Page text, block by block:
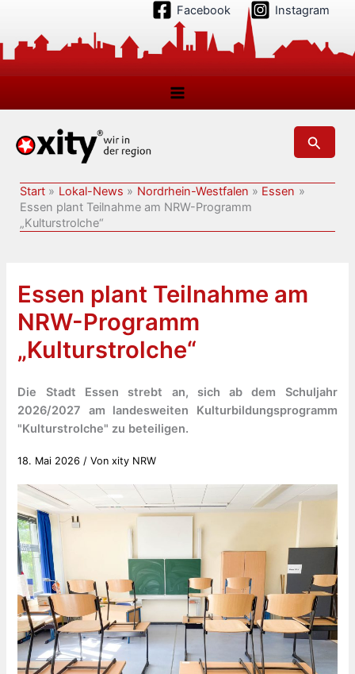
springen
Facebook Instagram
Suchen
Start Lokal-News Nordrhein-Westfalen
Essen
Essen plant Teilnahme am NRW-Programm
„Kulturstrolche“
Essen plant Teilnahme am
NRW-Programm
„Kulturstrolche“
Die Stadt Essen strebt an, sich ab dem Schuljahr
2026/2027 am landesweiten Kulturbildungsprogramm
"Kulturstrolche" zu beteiligen.
18. Mai 2026 / Vonxity NRW